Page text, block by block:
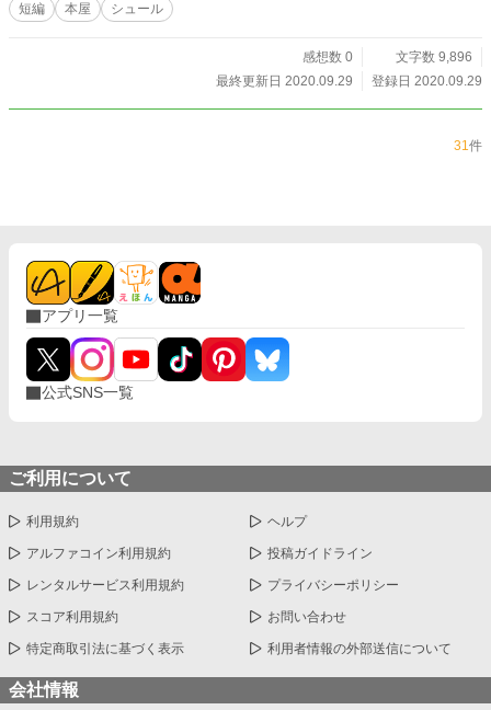
短編 本屋 シュール
感想数 0
文字数 9,896
最終更新日 2020.09.29
登録日 2020.09.29
31件
アプリ一覧
公式SNS一覧
ご利用について
利用規約 ヘルプ
アルファコイン利用規約 投稿ガイドライン
レンタルサービス利用規約 プライバシーポリシー
スコア利用規約 お問い合わせ
特定商取引法に基づく表示 利用者情報の外部送信について
会社情報